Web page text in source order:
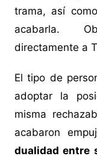
trama, así
acabarla.
directamente a
El tipo de
adoptar la
misma
acabaron
dualidad entre